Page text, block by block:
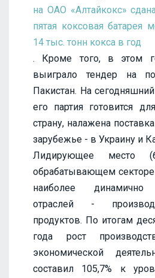
на ОАО «Алтайкокс»
пятая коксовая батарея
14 тыс. тонн кокса в год
. Кроме того, в этом
выиграло тендер на
Пакистан. На
его партия готовится
страну, налажена
зарубежье - в Украину и
Лидирующее место
обрабатывающем секторе
наиболее динамично
отраслей -
продуктов. По итогам
года рост
экономической
составил 105,7% к